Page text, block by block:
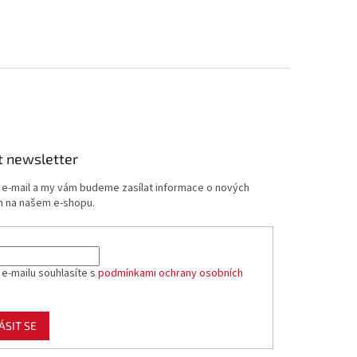
newsletter
mail a my vám budeme zasílat informace o nových
našem e-shopu.
mailu souhlasíte spodmínkami ochrany osobních
SE